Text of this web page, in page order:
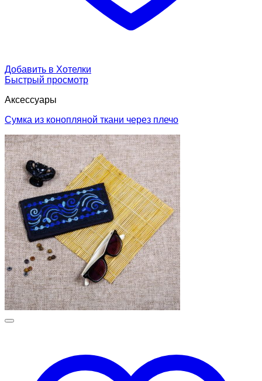
Добавить в Хотелки
Быстрый просмотр
Аксессуары
Сумка из конопляной ткани через плечо